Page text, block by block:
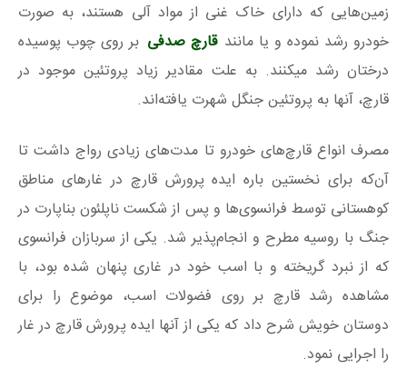
زمین‌هایی که دارای خاک غنی از مواد آلی هستند، به‌ صورت
خودرو رشد نموده و یا مانند قارچ صدفی بر روی چوب پوسیده
درختان رشد میکنند. به علت مقادیر زیاد پروتئین موجود در
قارچ، آنها به پروتئین جنگل شهرت یافته‌اند.
مصرف انواع قارچ‌های خودرو تا مدت‌های زیادی رواج داشت تا
آن‌که برای نخستین باره ایده پرورش قارچ در غارهای مناطق
کوهستانی توسط فرانسوی‌ها و پس از شکست ناپلئون بناپارت در
جنگ با روسیه مطرح و انجام‌پذیر شد. یکی از سربازان فرانسوی
که از نبرد گریخته و با اسب خود در غاری پنهان‌ شده بود، با
مشاهده رشد قارچ بر روی فضولات اسب، موضوع را برای
دوستان خویش شرح داد که یکی از آنها ایده پرورش قارچ در غار
را اجرایی نمود.